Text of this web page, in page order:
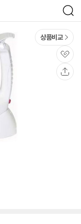
검
색
상품비교
관
심